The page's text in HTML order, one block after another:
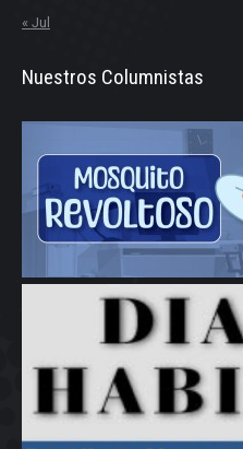
« Jul
Nuestros Columnistas